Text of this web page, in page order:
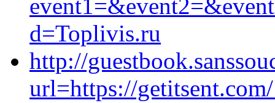
d=Toplivis.ru
http://
url=https://